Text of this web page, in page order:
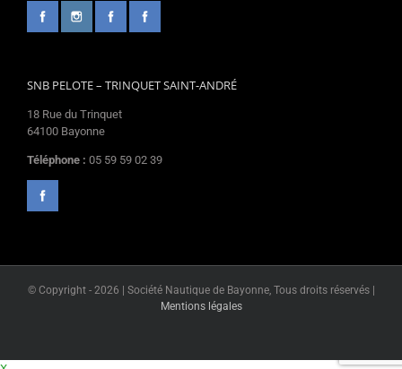
SNB PELOTE – TRINQUET SAINT-ANDRÉ
18 Rue du Trinquet
64100 Bayonne
Téléphone : 05 59 59 02 39
© Copyright - 2026 | Société Nautique de Bayonne, Tous droits réservés |
Mentions légales